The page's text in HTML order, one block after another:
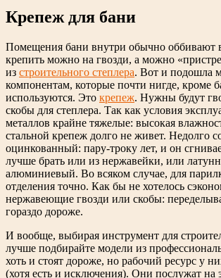
Крепеж для бани
Помещения бани внутри обычно оббивают
крепить можно на гвозди, а можно
из строительного степлера. Вот и подошла
компонентам, которые почти нигде, кроме
используются. Это крепеж. Нужны будут
скобы для степлера. Так как условия
металлов крайне тяжелые: высокая
стальной крепеж долго не живет. Недолго
оцинкованный: пару-троку лет, и он
лучше брать или из нержавейки, или
алюминиевый. Во всяком случае, для
отделения точно. Как бы не хотелось
нержавеющие гвозди или скобы:
гораздо дороже.
И вообще, выбирая инструмент для
лучше подбирайте модели из
хоть и стоят дороже, но рабочий ресурс у
(хотя есть и исключения). Они послужат на